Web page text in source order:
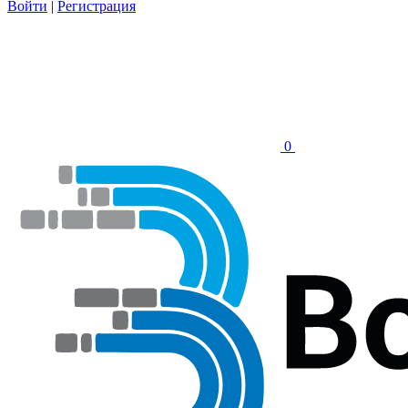
Войти | Регистрация
0